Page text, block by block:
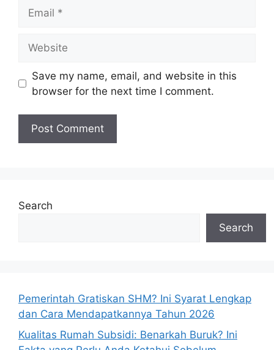
Save my name, email, and website in this
browser for the next time I comment.
Search
Search
Pemerintah Gratiskan SHM? Ini Syarat Lengkap
dan Cara Mendapatkannya Tahun 2026
Kualitas Rumah Subsidi: Benarkah Buruk? Ini